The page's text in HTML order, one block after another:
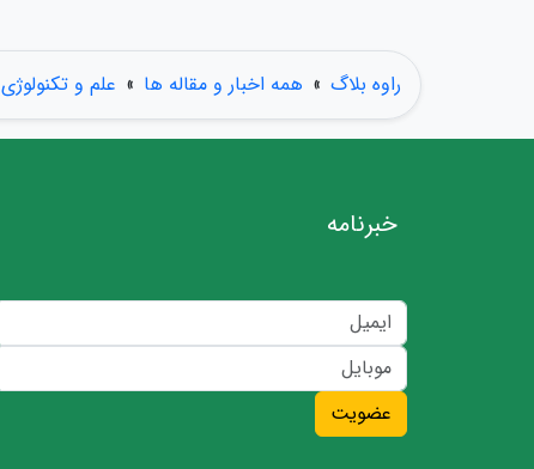
راوه بلاگ » همه اخبار و مقاله ها » علم و تکنولوژی
خبرنامه
عضویت